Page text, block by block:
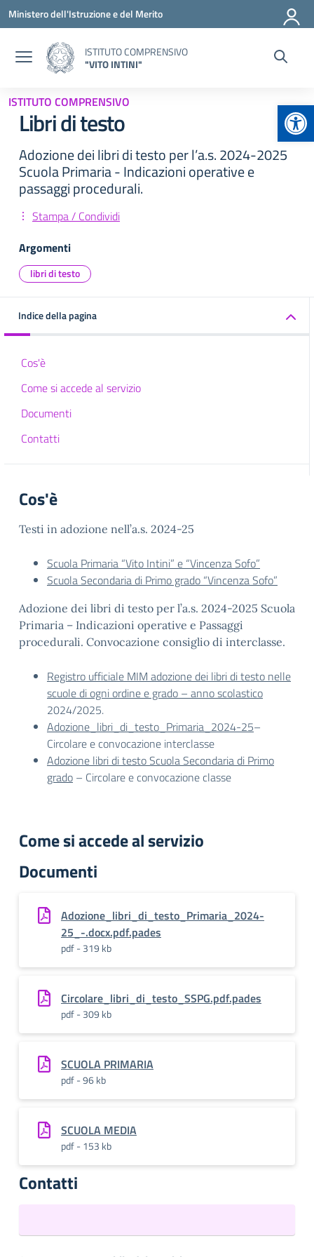
Vai ai contenuti
Vai al menu di navigazione
Vai al footer
Ministero dell'Istruzione e del Merito
ISTITUTO COMPRENSIVO
"VITO INTINI"
ISTITUTO COMPRENSIVO
Libri di testo
Adozione dei libri di testo per l’a.s. 2024-2025
Scuola Primaria - Indicazioni operative e
passaggi procedurali.
Stampa / Condividi
Argomenti
libri di testo
Indice della pagina
Cos'è
Come si accede al servizio
Documenti
Contatti
Cos'è
Testi in adozione nell’a.s. 2024-25
Scuola Primaria “Vito Intini” e “Vincenza Sofo”
Scuola Secondaria di Primo grado “Vincenza Sofo”
Adozione dei libri di testo per l’a.s. 2024-2025 Scuola
Primaria – Indicazioni operative e Passaggi
procedurali. Convocazione consiglio di interclasse.
Registro ufficiale MIM adozione dei libri di testo nelle
scuole di ogni ordine e grado – anno scolastico
2024/2025.
Adozione_libri_di_testo_Primaria_2024-25–
Circolare e convocazione interclasse
Adozione libri di testo Scuola Secondaria di Primo
grado – Circolare e convocazione classe
Come si accede al servizio
Documenti
Adozione_libri_di_testo_Primaria_2024-
25_-.docx.pdf.pades
pdf - 319 kb
Circolare_libri_di_testo_SSPG.pdf.pades
pdf - 309 kb
SCUOLA PRIMARIA
pdf - 96 kb
SCUOLA MEDIA
pdf - 153 kb
Contatti